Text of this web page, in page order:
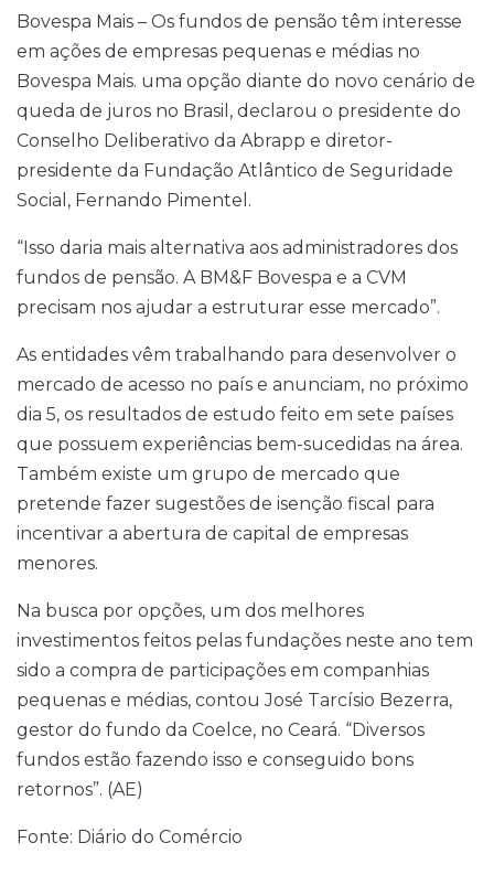
Bovespa Mais – Os fundos de pensão têm interesse
em ações de empresas pequenas e médias no
Bovespa Mais. uma opção diante do novo cenário de
queda de juros no Brasil, declarou o presidente do
Conselho Deliberativo da Abrapp e diretor-
presidente da Fundação Atlântico de Seguridade
Social, Fernando Pimentel.
“Isso daria mais alternativa aos administradores dos
fundos de pensão. A BM&F Bovespa e a CVM
precisam nos ajudar a estruturar esse mercado”.
As entidades vêm trabalhando para desenvolver o
mercado de acesso no país e anunciam, no próximo
dia 5, os resultados de estudo feito em sete países
que possuem experiências bem-sucedidas na área.
Também existe um grupo de mercado que
pretende fazer sugestões de isenção fiscal para
incentivar a abertura de capital de empresas
menores.
Na busca por opções, um dos melhores
investimentos feitos pelas fundações neste ano tem
sido a compra de participações em companhias
pequenas e médias, contou José Tarcísio Bezerra,
gestor do fundo da Coelce, no Ceará. “Diversos
fundos estão fazendo isso e conseguido bons
retornos”. (AE)
Fonte: Diário do Comércio